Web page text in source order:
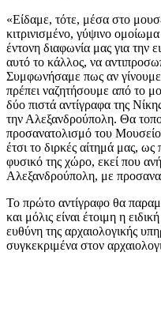
«Είδαμε, τότε, μέσα στο
κιτρινισμένο, γύψινο
έντονη διαφωνία μας για την
αυτό το κάλλος, να
Συμφωνήσαμε πως αν γίνουμε
πρέπει ναζητήσουμε από το
δύο πιστά αντίγραφα της
την Αλεξανδρούπολη. Θα
προσανατολισμό του
έτσι το διρκές αίτημά μας, ως
φυσικό της χώρο, εκεί που
Αλεξανδρούπολη, με
Το πρώτο αντίγραφο θα
και μόλις είναι έτοιμη η
ευθύνη της αρχαιολογικής
συγκεκριμένα στον